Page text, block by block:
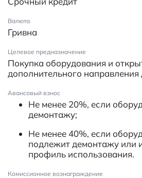
Валюта
Гривна
Целевое предназначение
Покупка оборудования и
дополнительного направления
Авансовый взнос
Не менее 20%, если
демонтажу;
Не менее 40%, если
подлежит демонтажу или
профиль использования.
Комиссионное вознаграждение